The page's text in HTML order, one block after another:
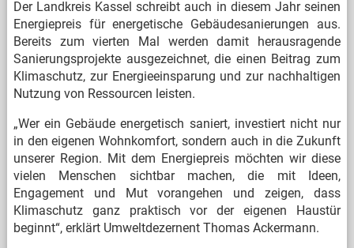
Der Landkreis Kassel schreibt auch in diesem Jahr seinen
Energiepreis für energetische Gebäudesanierungen aus.
Bereits zum vierten Mal werden damit herausragende
Sanierungsprojekte ausgezeichnet, die einen Beitrag zum
Klimaschutz, zur Energieeinsparung und zur nachhaltigen
Nutzung von Ressourcen leisten.
„Wer ein Gebäude energetisch saniert, investiert nicht nur
in den eigenen Wohnkomfort, sondern auch in die Zukunft
unserer Region. Mit dem Energiepreis möchten wir diese
vielen Menschen sichtbar machen, die mit Ideen,
Engagement und Mut vorangehen und zeigen, dass
Klimaschutz ganz praktisch vor der eigenen Haustür
beginnt“, erklärt Umweltdezernent Thomas Ackermann.